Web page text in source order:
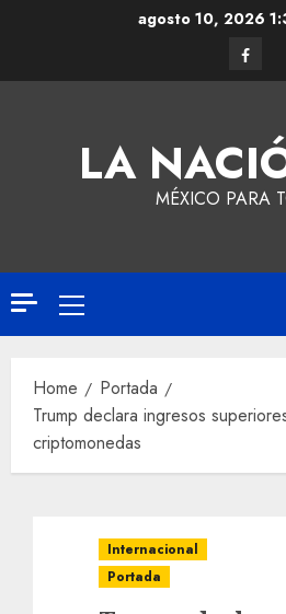
agosto 10, 2026
LA
MÉXICO PARA
Home
Portada
Trump declara ingresos
criptomonedas
Internacional
Portada